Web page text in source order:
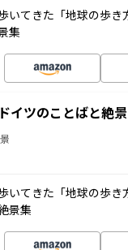
いてきた「地球の歩
集
イツのことばと絶
いてきた「地球の歩
景集